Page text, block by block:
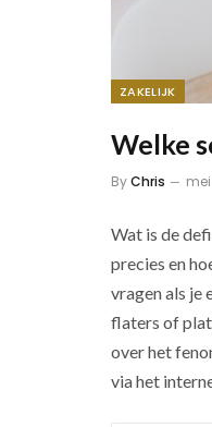
ZAKELIJK
Welke
ByChris mei
Wat is de
precies en
vragen als je
flaters of
over het
via het